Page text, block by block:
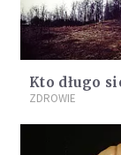
Kto długo
ZDROWIE